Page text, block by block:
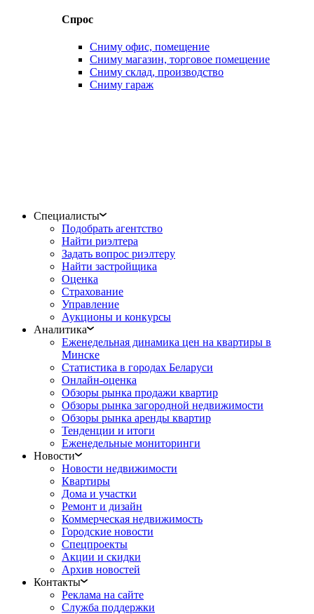
Спрос
Сниму офис, помещение
Сниму магазин, торговое помещение
Сниму склад, производство
Сниму гараж
Специалисты
Подобрать агентство
Найти риэлтера
Задать вопрос риэлтеру
Найти застройщика
Оценка
Страхование
Управление
Аукционы и конкурсы
Аналитика
Еженедельная динамика цен на квартиры в
Минске
Статистика в городах Беларуси
Онлайн-оценка
Обзоры рынка продажи квартир
Обзоры рынка загородной недвижимости
Обзоры рынка аренды квартир
Тенденции и итоги
Еженедельные мониторинги
Новости
Новости недвижимости
Квартиры
Дома и участки
Ремонт и дизайн
Коммерческая недвижимость
Городские новости
Спецпроекты
Акции и скидки
Архив новостей
Контакты
Реклама на сайте
Служба поддержки